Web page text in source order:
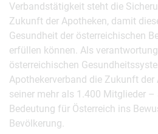
Verbandstätigkeit steht die
Zukunft der Apotheken, damit
Gesundheit der österreichischen
erfüllen können. Als
österreichischen
Apothekerverband die Zukunft
seiner mehr als 1.400 Mitglieder
Bedeutung für Österreich ins
Bevölkerung.